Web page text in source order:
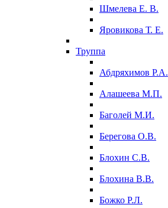
Шмелева Е. В.
Яровикова Т. Е.
Труппа
Абдряхимов Р.А.
Алашеева М.П.
Баголей М.И.
Берегова О.В.
Блохин С.В.
Блохина В.В.
Божко Р.Л.